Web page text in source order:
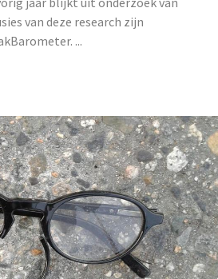
van deze research zijn
...